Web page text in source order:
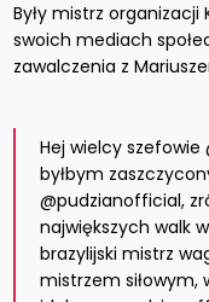
Były mistrz organizacji
swoich mediach
zawalczenia z
Hej wielcy szefowie
byłbym
@pudzianofficial,
największych walk
brazylijski mistrz
mistrzem siłowym,